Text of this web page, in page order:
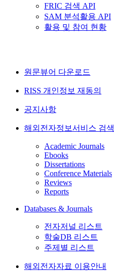
FRIC 검색 API
SAM 분석활용 API
활용 및 참여 현황
원문뷰어 다운로드
RISS 개인정보 재동의
공지사항
해외전자정보서비스 검색
Academic Journals
Ebooks
Dissertations
Conference Materials
Reviews
Reports
Databases & Journals
전자저널 리스트
학술DB 리스트
주제별 리스트
해외전자자료 이용안내